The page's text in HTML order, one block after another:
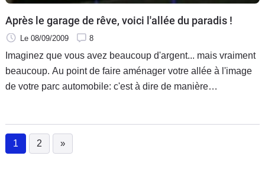
Après le garage de rêve, voici l'allée du paradis !
Le 08/09/2009 8
Imaginez que vous avez beaucoup d'argent... mais vraiment
beaucoup. Au point de faire aménager votre allée à l'image
de votre parc automobile: c'est à dire de manière
1
(current)
2 »